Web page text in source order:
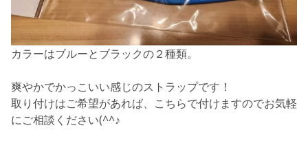
カラーはブルーとブラックの２種類。
爽やかでかっこいい感じのストラップです！
取り付けはご希望があれば、こちらで付けますのでお気軽
にご相談ください(^^♪